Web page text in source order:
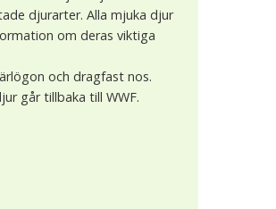
djurarter. Alla mjuka djur
om deras viktiga
och dragfast nos.
går tillbaka till WWF.